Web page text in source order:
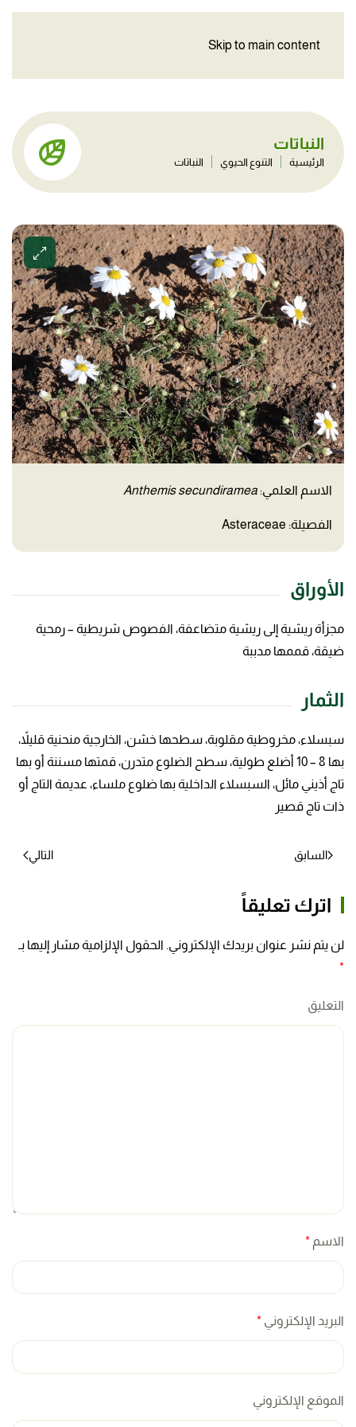
Skip to main content
النباتات
الرئيسية التنوع الحيوي النباتات
الاسم العلمي: Anthemis secundiramea
الفصيلة: Asteraceae
الأوراق
مجزأة ريشية إلى ريشية متضاعفة، الفصوص شريطية – رمحية
ضيقة، قممها مدببة
الثمار
سبسلاء، مخروطية مقلوبة، سطحها خشن، الخارجية منحنية قليلاً،
بها 8 – 10 أضلع طولية، سطح الضلوع متدرن، قمتها مسننة أو بها
تاج أذيني مائل، السبسلاء الداخلية بها ضلوع ملساء، عديمة التاج أو
ذات تاج قصير
السابق التالي
اترك تعليقاً
لن يتم نشر عنوان بريدك الإلكتروني. الحقول الإلزامية مشار إليها بـ
*
التعليق
الاسم *
البريد الإلكتروني *
الموقع الإلكتروني